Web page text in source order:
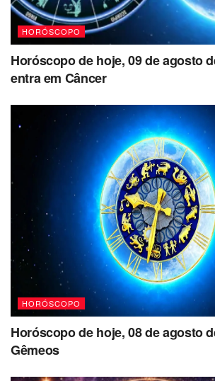
HORÓSCOPO
Horóscopo de hoje, 09 de agosto
entra em Câncer
HORÓSCOPO
Horóscopo de hoje, 08 de agosto
Gêmeos